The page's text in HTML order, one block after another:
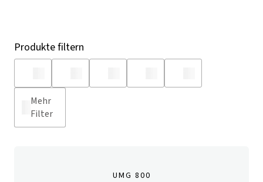
Produkte filtern
Mehr
Filter
UMG 800